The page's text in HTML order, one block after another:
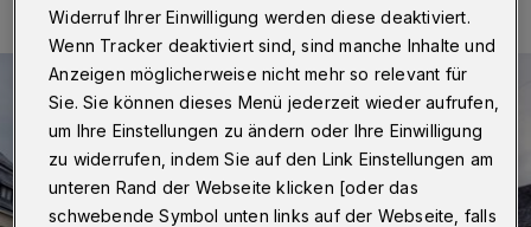
Widerruf Ihrer Einwilligung werden diese deaktiviert.
Wenn Tracker deaktiviert sind, sind manche Inhalte und
Anzeigen möglicherweise nicht mehr so relevant für
Sie. Sie können dieses Menü jederzeit wieder aufrufen,
um Ihre Einstellungen zu ändern oder Ihre Einwilligung
zu widerrufen, indem Sie auf den Link Einstellungen am
unteren Rand der Webseite klicken [oder das
schwebende Symbol unten links auf der Webseite, falls